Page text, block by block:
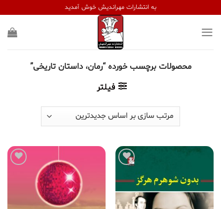
content
به انتشارات مهراندیش خوش آمدید
محصولات برچسب خورده “رمان، داستان تاریخی”
فیلتر
به
مندی
ها